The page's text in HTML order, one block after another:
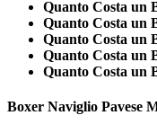
Quanto Costa un
Quanto Costa un
Quanto Costa un
Quanto Costa un
Quanto Costa un
Boxer Naviglio Pavese